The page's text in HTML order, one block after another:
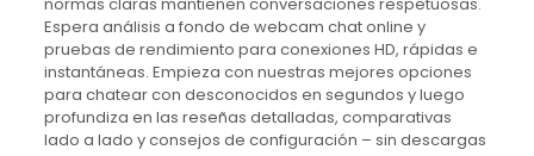
Espera análisis a fondo de webcam chat online y
pruebas de rendimiento para conexiones HD, rápidas e
instantáneas. Empieza con nuestras mejores opciones
para chatear con desconocidos en segundos y luego
profundiza en las reseñas detalladas, comparativas
lado a lado y consejos de configuración – sin descargas